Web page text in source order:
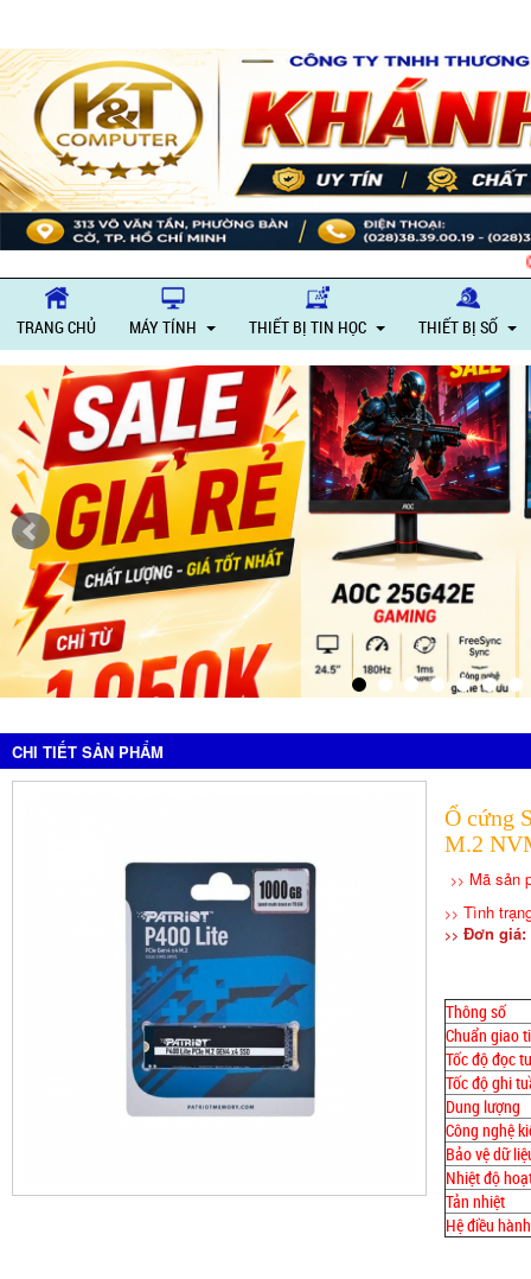
Giờ làm việc:
TRANG CHỦ MÁY TÍNH THIẾT BỊ TIN HỌC THIẾT BỊ SỐ
CHI TIẾT SẢN PHẨM
Ổ cứng
M.2
>> Mã sản
>> Tình
>> Đơn giá:
Thông số
Chuẩn giao
Tốc độ đọc
Tốc độ ghi
Dung lượng
Công nghệ
Bảo vệ dữ
Nhiệt độ
Tản nhiệt
Hệ điều